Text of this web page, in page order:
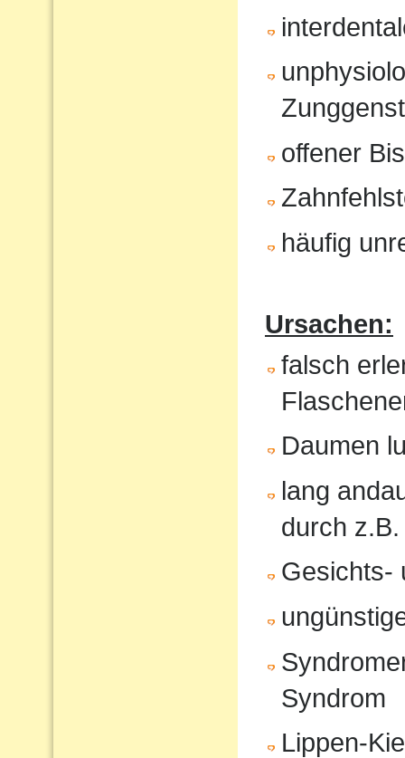
offener
häufig
Ursachen:
falsch
Daumen
lang
durch
Gesichts-
Syndrom
Lippen-